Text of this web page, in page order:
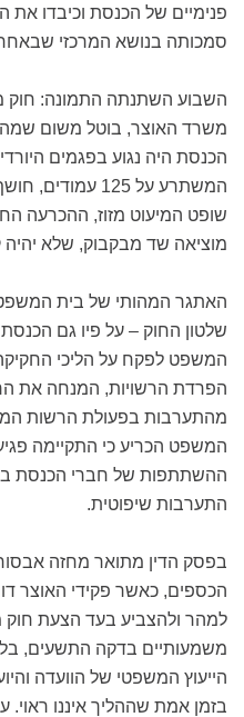
פנימיים של הכנסת וכיבדו את
סמכותה בנושא המרכזי
השבוע השתנתה התמונה: חוק
משרד האוצר, בוטל משום
הכנסת היה נגוע בפגמים
המשתרע על 125
שופט המיעוט מזוז, ההכרעה
מוציאה שד מבקבוק, שלא יהיה
האתגר המהותי של בית המשפט
שלטון החוק – על פיו גם
המשפט לפקח על הליכי
הפרדת הרשויות, המנחה את
מהתערבות בפעולת הרשות
המשפט הכריע כי התקיימה
ההשתתפות של חברי הכנסת
התערבות שיפוטית.
בפסק הדין מתואר מחזה
הכספים, כאשר פקידי האוצר
למהר ולהצביע בעד הצעת חוק
משמעותיים בדקה התשעים,
הייעוץ המשפטי של הוועדה
בזמן אמת שההליך איננו ראוי.